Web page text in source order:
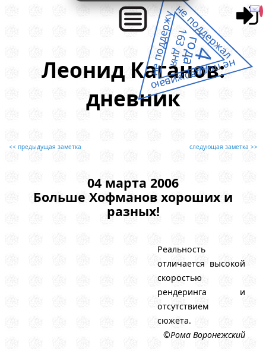
Леонид Каганов:
дневник
<< предыдущая заметка следующая заметка >>
04 марта 2006
Больше Хофманов хороших и
разных!
Реальность
отличается высокой
скоростью
рендеринга и
отсутствием
сюжета.
©Рома Воронежский
не поддержал
не поддерживаю
не поддержу 4
года
163 дня